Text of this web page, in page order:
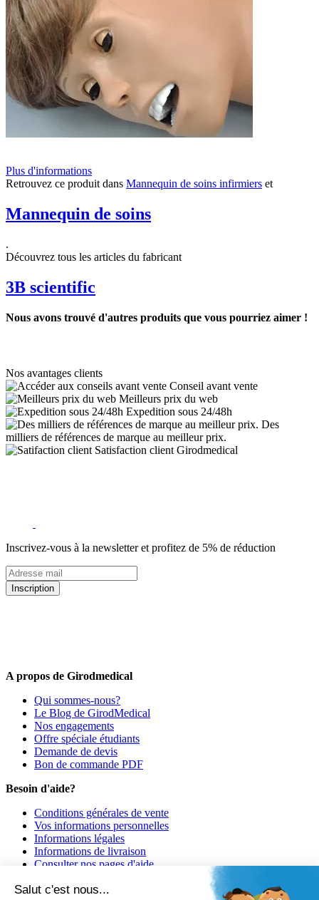
Plus d'informations
Retrouvez ce produit dans Mannequin de soins infirmiers et
Mannequin de soins
.
Découvrez tous les articles du fabricant
3B scientific
Nous avons trouvé d'autres produits que vous pourriez aimer !
Nos avantages clients
Conseil avant vente
Meilleurs prix du web
Expedition sous 24/48h
Des
milliers de références de marque au meilleur prix.
Satisfaction client Girodmedical
Inscrivez-vous à la newsletter et profitez de 5% de réduction
Inscription
A propos de Girodmedical
Qui sommes-nous?
Le Blog de GirodMedical
Nos engagements
Offre spéciale étudiants
Demande de devis
Bon de commande PDF
Besoin d'aide?
Conditions générales de vente
Vos informations personnelles
Informations légales
Informations de livraison
Consulter nos pages d'aide
Salut c'est nous...